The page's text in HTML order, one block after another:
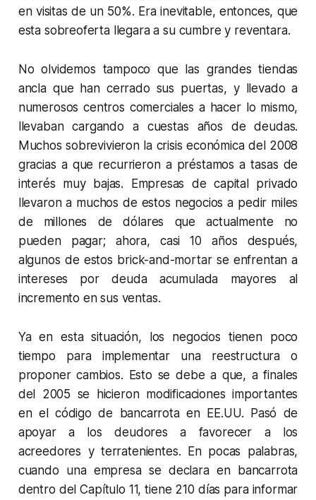
en visitas de un 50%. Era inevitable, entonces, que
esta sobreoferta llegara a su cumbre y reventara.
No olvidemos tampoco que las grandes tiendas
ancla que han cerrado sus puertas, y llevado a
numerosos centros comerciales a hacer lo mismo,
llevaban cargando a cuestas años de deudas.
Muchos sobrevivieron la crisis económica del 2008
gracias a que recurrieron a préstamos a tasas de
interés muy bajas. Empresas de capital privado
llevaron a muchos de estos negocios a pedir miles
de millones de dólares que actualmente no
pueden pagar; ahora, casi 10 años después,
algunos de estos brick-and-mortar se enfrentan a
intereses por deuda acumulada mayores al
incremento en sus ventas.
Ya en esta situación, los negocios tienen poco
tiempo para implementar una reestructura o
proponer cambios. Esto se debe a que, a finales
del 2005 se hicieron modificaciones importantes
en el código de bancarrota en EE.UU. Pasó de
apoyar a los deudores a favorecer a los
acreedores y terratenientes. En pocas palabras,
cuando una empresa se declara en bancarrota
dentro del Capítulo 11, tiene 210 días para informar